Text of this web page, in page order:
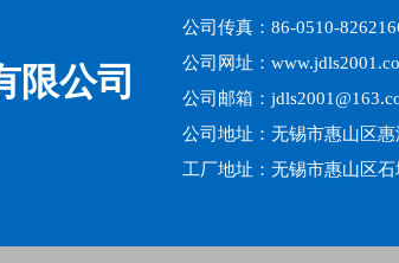
限公司
公司传真：86-0510-
公司网址：
公司邮箱：
公司地址：无锡市惠山区
工厂地址：无锡市惠山区